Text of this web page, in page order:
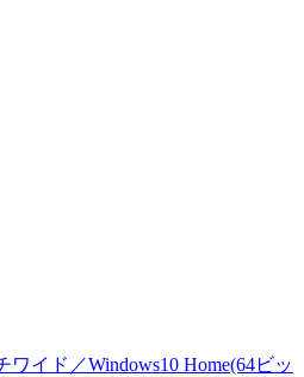
イド／Windows10 Home(64ビッ